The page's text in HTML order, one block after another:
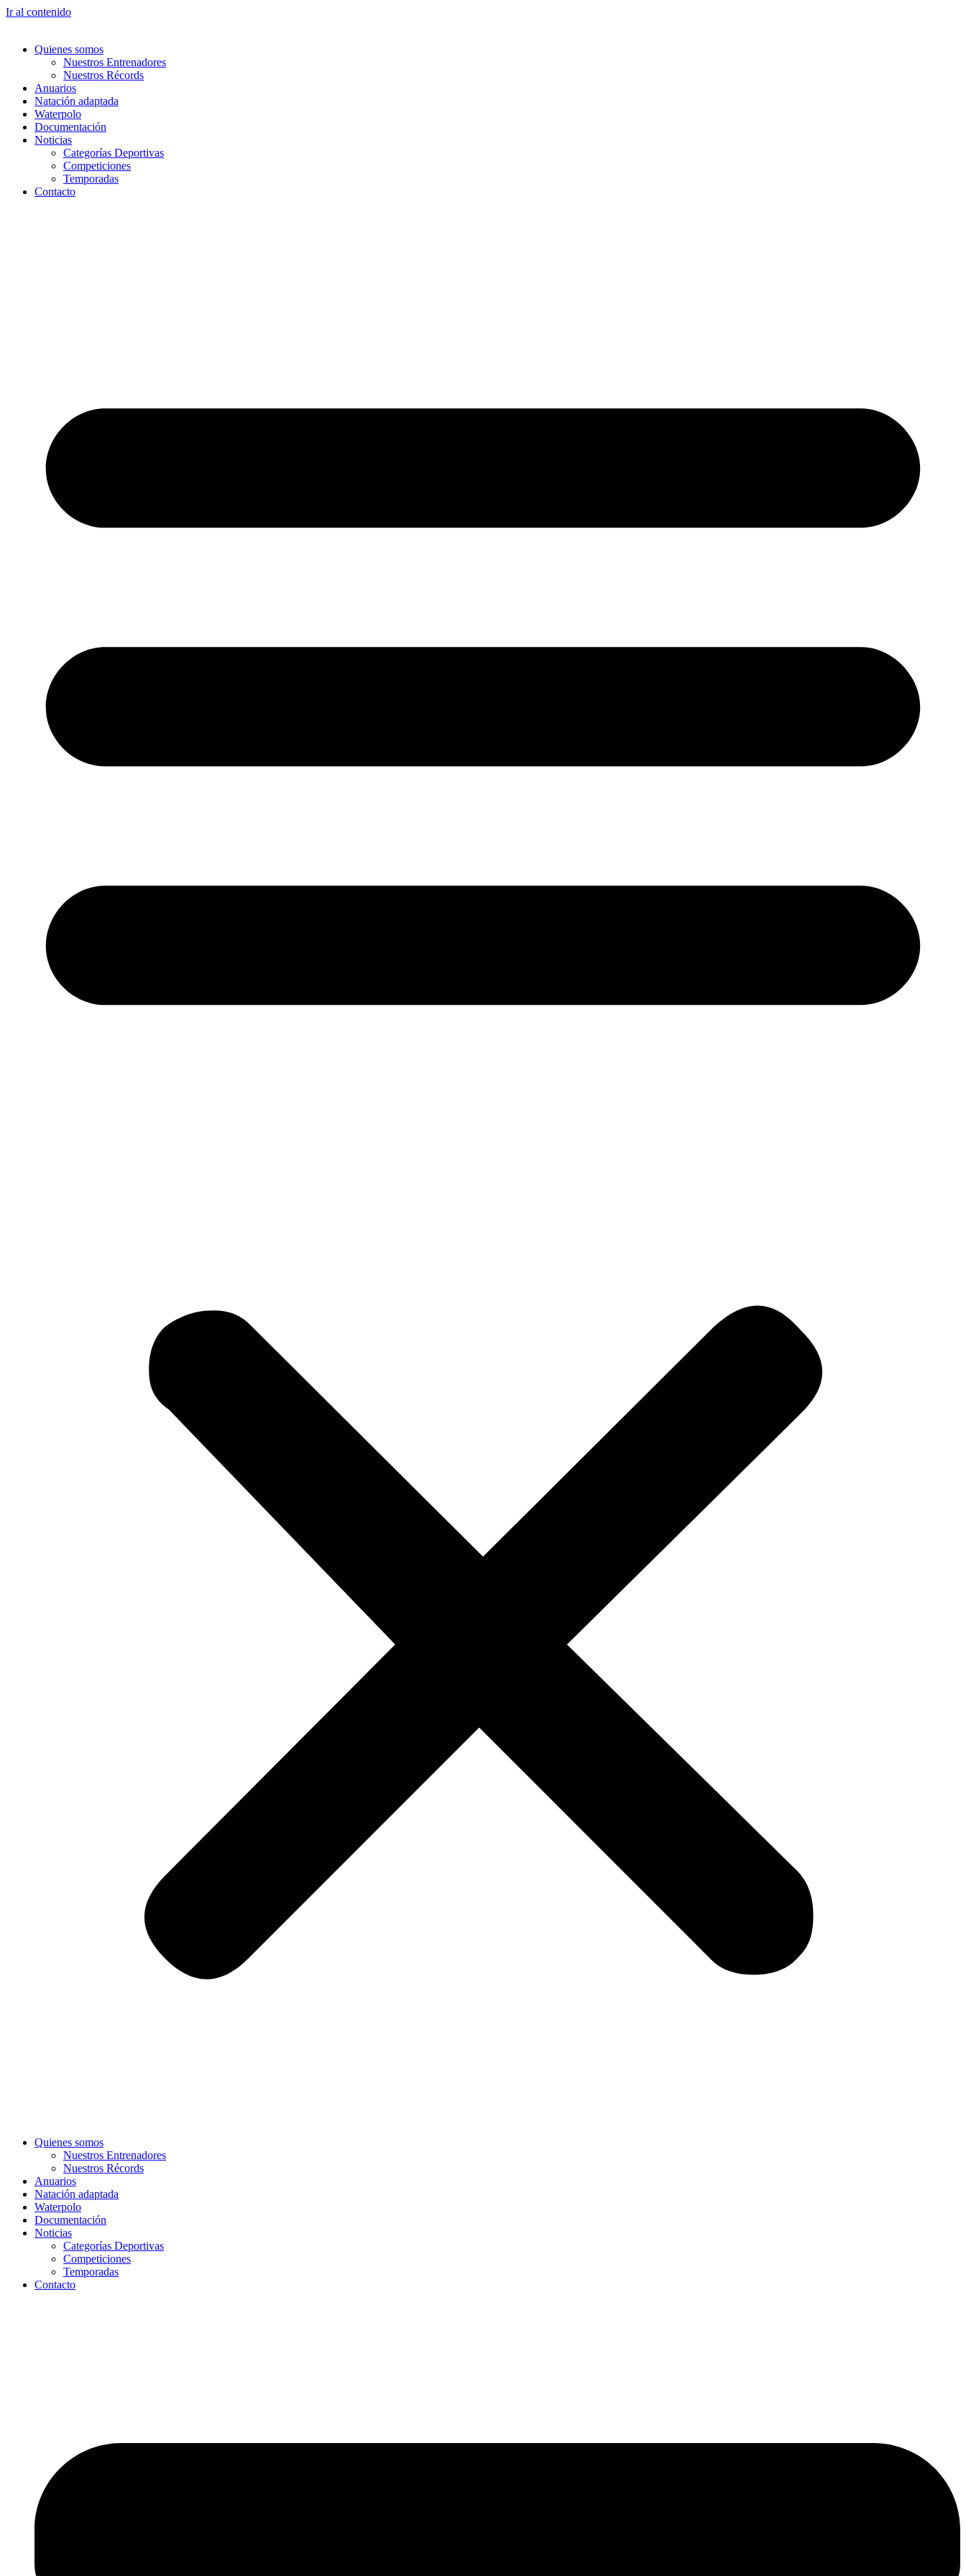
Ir al contenido
Quienes somos
Nuestros Entrenadores
Nuestros Récords
Anuarios
Natación adaptada
Waterpolo
Documentación
Noticias
Categorías Deportivas
Competiciones
Temporadas
Contacto
Quienes somos
Nuestros Entrenadores
Nuestros Récords
Anuarios
Natación adaptada
Waterpolo
Documentación
Noticias
Categorías Deportivas
Competiciones
Temporadas
Contacto